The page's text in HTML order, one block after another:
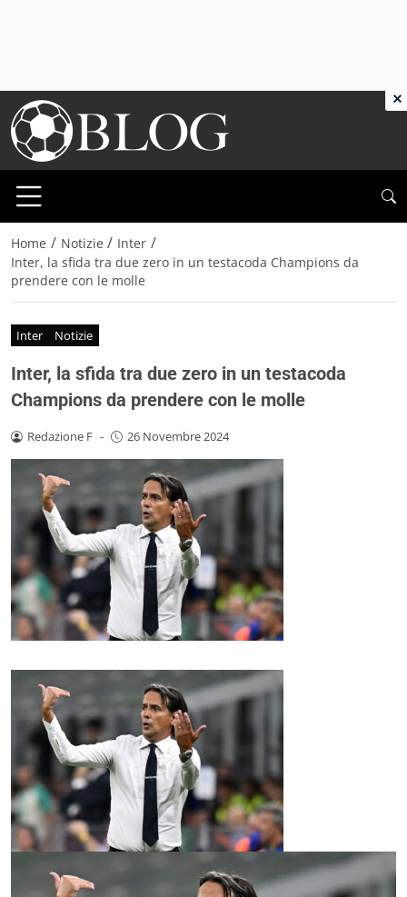
Home / Notizie / Inter /
Inter, la sfida tra due zero in un testacoda Champions da
prendere con le molle
Inter Notizie
Inter, la sfida tra due zero in un testacoda
Champions da prendere con le molle
Redazione F - 26 Novembre 2024
×